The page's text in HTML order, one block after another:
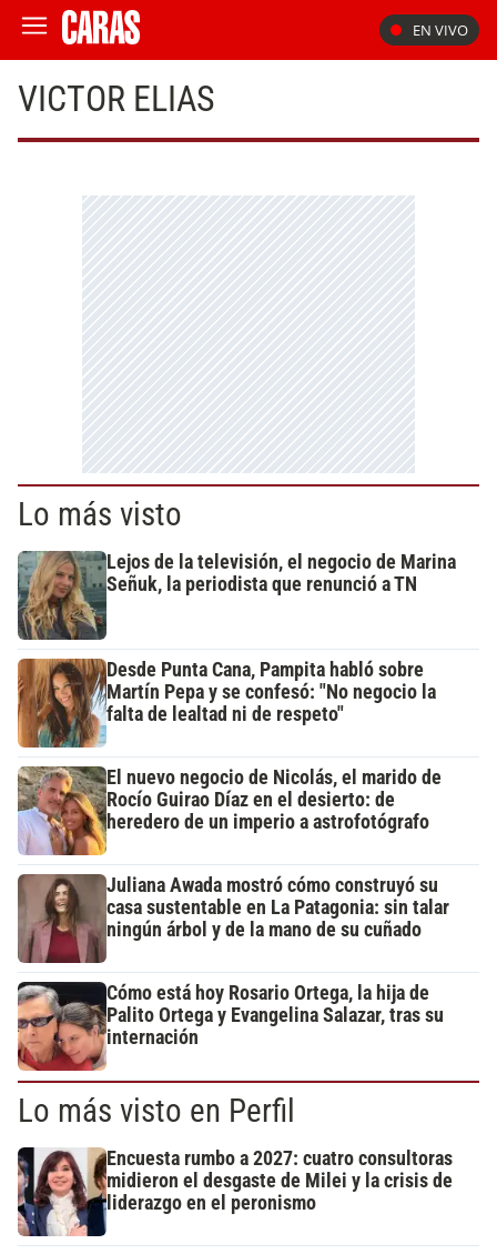
EN VIVO
VICTOR ELIAS
Lo más visto
Lejos de la televisión, el negocio de Marina
Señuk, la periodista que renunció a TN
Desde Punta Cana, Pampita habló sobre
Martín Pepa y se confesó: "No negocio la
falta de lealtad ni de respeto"
El nuevo negocio de Nicolás, el marido de
Rocío Guirao Díaz en el desierto: de
heredero de un imperio a astrofotógrafo
Juliana Awada mostró cómo construyó su
casa sustentable en La Patagonia: sin talar
ningún árbol y de la mano de su cuñado
Cómo está hoy Rosario Ortega, la hija de
Palito Ortega y Evangelina Salazar, tras su
internación
Lo más visto en Perfil
Encuesta rumbo a 2027: cuatro consultoras
midieron el desgaste de Milei y la crisis de
liderazgo en el peronismo